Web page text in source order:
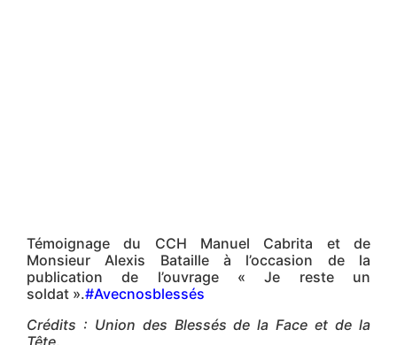
Témoignage du CCH Manuel Cabrita et de
Monsieur Alexis Bataille à l’occasion de la
publication de l’ouvrage « Je reste un
soldat ».#Avecnosblessés
Crédits : Union des Blessés de la Face et de la